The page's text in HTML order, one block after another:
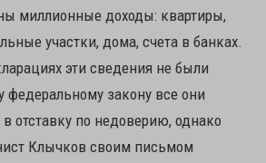
миллионные доходы: квартиры,
участки, дома, счета в банках.
эти сведения не были
федеральному закону все они
отставку по недоверию, однако
Клычков своим письмом